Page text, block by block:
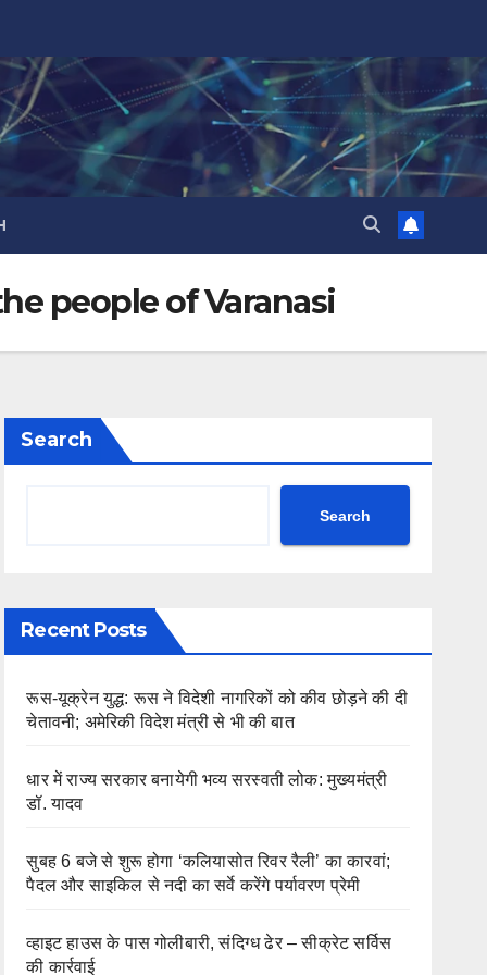
people of Varanasi
Search
Search
Recent Posts
रूस-यूक्रेन युद्ध: रूस ने विदेशी नागरिकों को कीव छोड़ने की दी
चेतावनी; अमेरिकी विदेश मंत्री से भी की बात
धार में राज्य सरकार बनायेगी भव्य सरस्वती लोक: मुख्यमंत्री
डॉ. यादव
सुबह 6 बजे से शुरू होगा ‘कलियासोत रिवर रैली’ का कारवां;
पैदल और साइकिल से नदी का सर्वे करेंगे पर्यावरण प्रेमी
व्हाइट हाउस के पास गोलीबारी, संदिग्ध ढेर – सीक्रेट सर्विस
की कार्रवाई